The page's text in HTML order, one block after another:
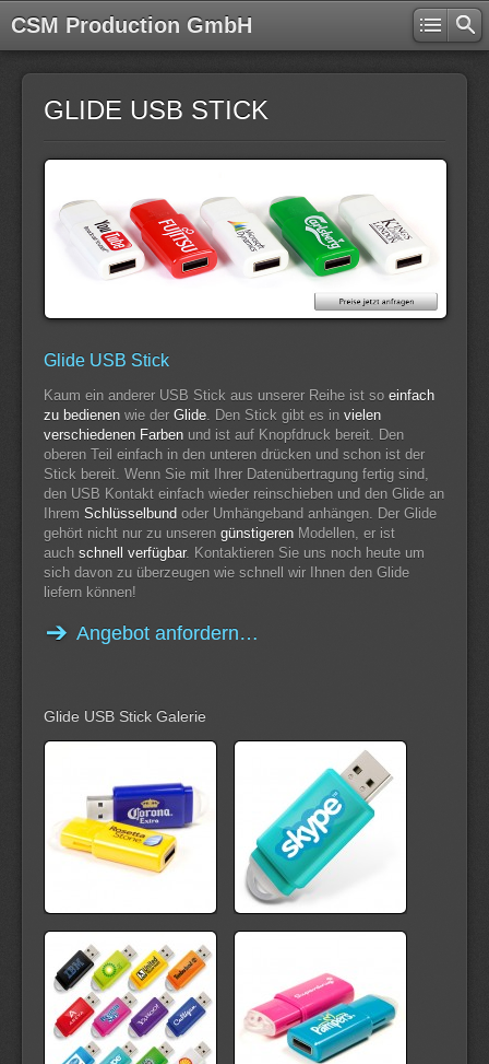
CSM Production GmbH
GLIDE USB STICK
Glide USB Stick
Kaum ein anderer USB Stick aus unserer Reihe ist so einfach
zu bedienen wie der Glide . Den Stick gibt es in vielen
verschiedenen Farben und ist auf Knopfdruck bereit. Den
oberen Teil einfach in den unteren drücken und schon ist der
Stick bereit. Wenn Sie mit Ihrer Datenübertragung fertig sind,
den USB Kontakt einfach wieder reinschieben und den Glide an
Ihrem Schlüsselbund oder Umhängeband anhängen. Der Glide
gehört nicht nur zu unseren günstigeren Modellen, er ist
auch schnell verfügbar. Kontaktieren Sie uns noch heute um
sich davon zu überzeugen wie schnell wir Ihnen den Glide
liefern können!
Angebot anfordern…
Glide USB Stick Galerie